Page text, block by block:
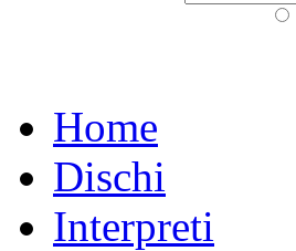
Home
Dischi
Interpreti